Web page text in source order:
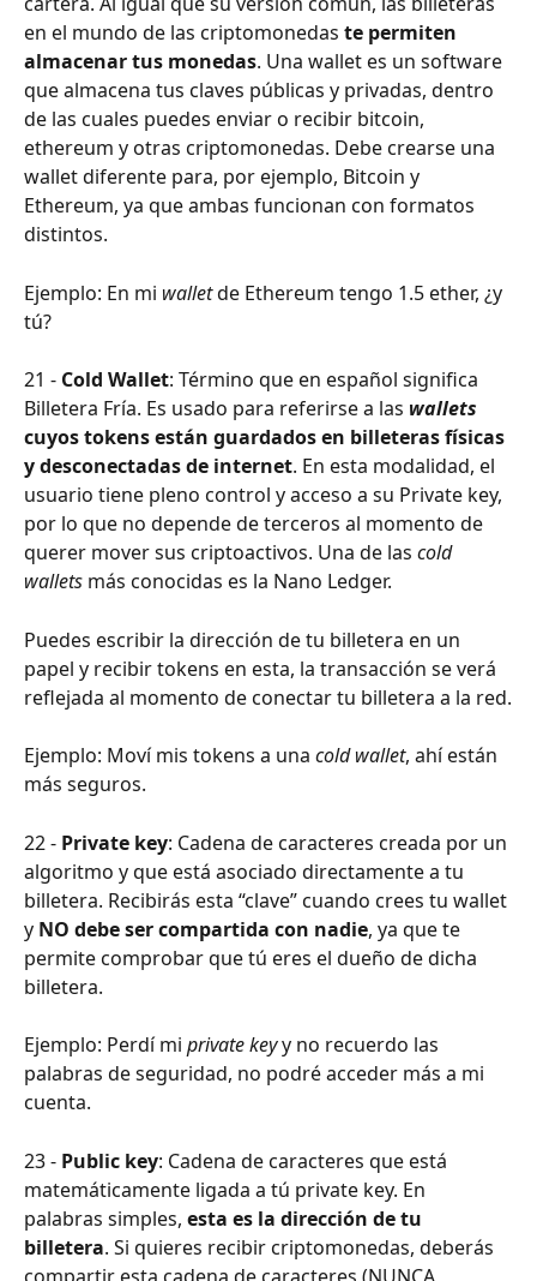
en el mundo de las criptomonedas te permiten
almacenar tus monedas. Una wallet es un software
que almacena tus claves públicas y privadas, dentro
de las cuales puedes enviar o recibir bitcoin,
ethereum y otras criptomonedas. Debe crearse una
wallet diferente para, por ejemplo, Bitcoin y
Ethereum, ya que ambas funcionan con formatos
distintos.
Ejemplo: En mi wallet de Ethereum tengo 1.5 ether, ¿y
tú?
21 - Cold Wallet: Término que en español significa
Billetera Fría. Es usado para referirse a las wallets
cuyos tokens están guardados en billeteras físicas
y desconectadas de internet. En esta modalidad, el
usuario tiene pleno control y acceso a su Private key,
por lo que no depende de terceros al momento de
querer mover sus criptoactivos. Una de las cold
wallets más conocidas es la Nano Ledger.
Puedes escribir la dirección de tu billetera en un
papel y recibir tokens en esta, la transacción se verá
reflejada al momento de conectar tu billetera a la red.
Ejemplo: Moví mis tokens a una cold wallet, ahí están
más seguros.
22 - Private key: Cadena de caracteres creada por un
algoritmo y que está asociado directamente a tu
billetera. Recibirás esta “clave” cuando crees tu wallet
y NO debe ser compartida con nadie, ya que te
permite comprobar que tú eres el dueño de dicha
billetera.
Ejemplo: Perdí mi private key y no recuerdo las
palabras de seguridad, no podré acceder más a mi
cuenta.
23 - Public key: Cadena de caracteres que está
matemáticamente ligada a tú private key. En
palabras simples, esta es la dirección de tu
billetera. Si quieres recibir criptomonedas, deberás
compartir esta cadena de caracteres (NUNCA